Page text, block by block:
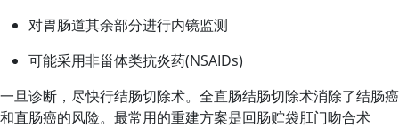
对胃肠道其余部分进行内镜监测
可能采用非甾体类抗炎药(NSAIDs)
一旦诊断，尽快行结肠切除术。全直肠结肠切除术消除了结肠癌
和直肠癌的风险。最常用的重建方案是回肠贮袋肛门吻合术